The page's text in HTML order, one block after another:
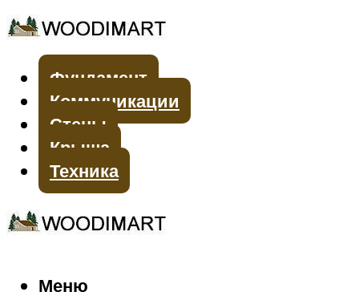
Фундамент
Коммуникации
Стены
Крыша
Техника
Меню
Меню